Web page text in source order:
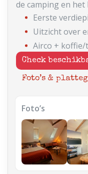
de camping en het
Eerste
Uitzicht over
Airco + koffie/
Check
Foto’s &
Foto’s